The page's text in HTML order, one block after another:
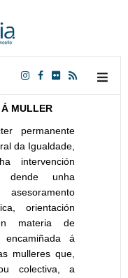
MULLER
permanente
da Igualdade,
intervención
dende unha
orientación
materia de
á
mulleres que,
colectiva, a